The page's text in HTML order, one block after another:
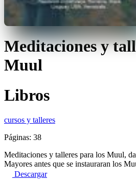
Meditaciones y
Muul
Libros
cursos y talleres
Páginas: 38
Meditaciones y talleres para los Muul,
Mayores antes que se instauraran los
Descargar